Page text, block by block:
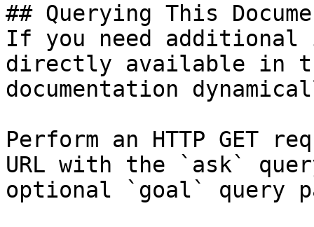
## Querying This
If you need
directly available in
documentation
Perform an HTTP GET
URL with the `ask`
optional `goal` query